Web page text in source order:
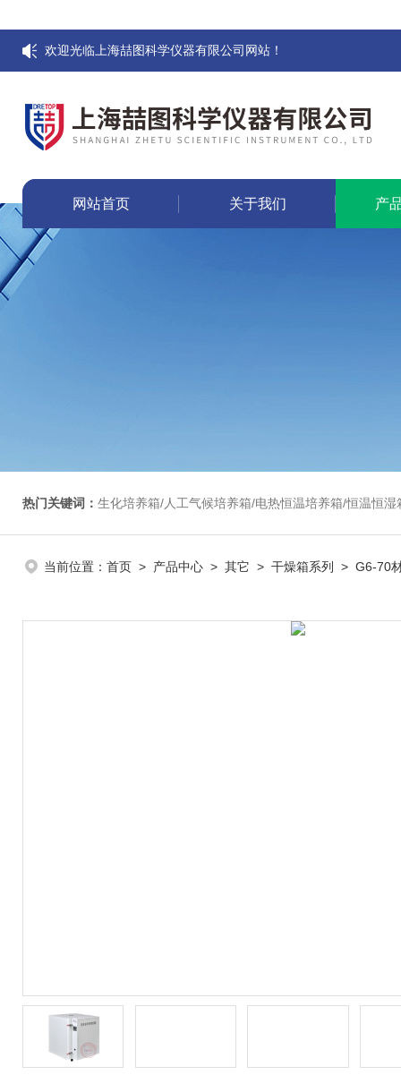
欢迎光临上海喆图科学仪器有限公司网站！
网站首页 关于我们 产
热门关键词： 生化培养箱/人工气候培养箱/电热恒温培养箱/恒温恒湿箱/光照培养箱/二氧化碳培养箱
当前位置： 首页 > 产品中心 > 其它 > 干燥箱系列 > G6-70